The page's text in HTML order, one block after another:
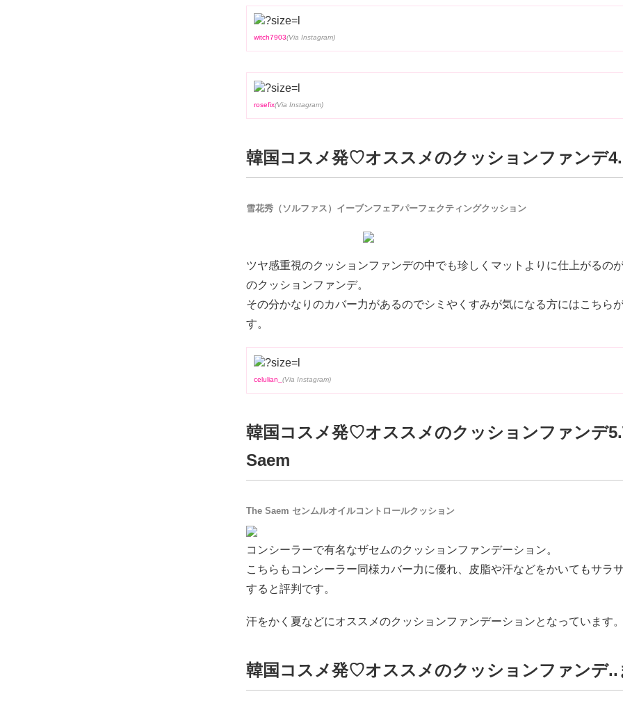
witch7903
rosefix
韓国コスメ発♡オススメのクッションファンデ
雪花秀（ソルファス）イーブンフェアパーフェクティングクッション
ツヤ感重視のクッションファンデの中でも珍しくマットよりに仕上がるの
のクッションファンデ。
その分かなりのカバー力があるのでシミやくすみが気になる方にはこちら
す。
celulian_
韓国コスメ発♡オススメのクッションファンデ
Saem
The Saem センムルオイルコントロールクッション
コンシーラーで有名なザセムのクッションファンデーション。
こちらもコンシーラー同様カバー力に優れ、皮脂や汗などをかいてもサラ
すると評判です。
汗をかく夏などにオススメのクッションファンデーションとなっています。
韓国コスメ発♡オススメのクッションファンデ..